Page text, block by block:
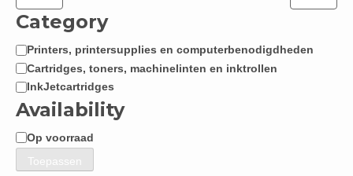
Category
Categorie
Printers, printersupplies en computerbenodigdheden
Cartridges, toners, machinelinten en inktrollen
InkJetcartridges
Availability
Beschikbaarheid
Op voorraad
Toepassen